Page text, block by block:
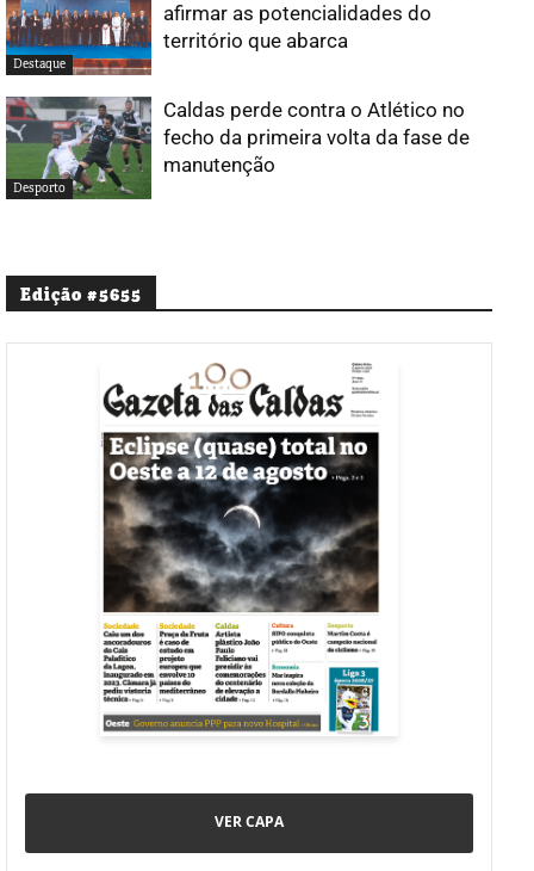
Destaque
afirmar as potencialidades do
território que abarca
Desporto
Caldas perde contra o Atlético no
fecho da primeira volta da fase de
manutenção
Edição #5655
VER CAPA